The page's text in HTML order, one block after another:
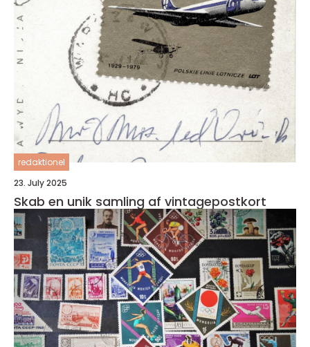
redaktionel
23. July 2025
Skab en unik samling af vintagepostkort